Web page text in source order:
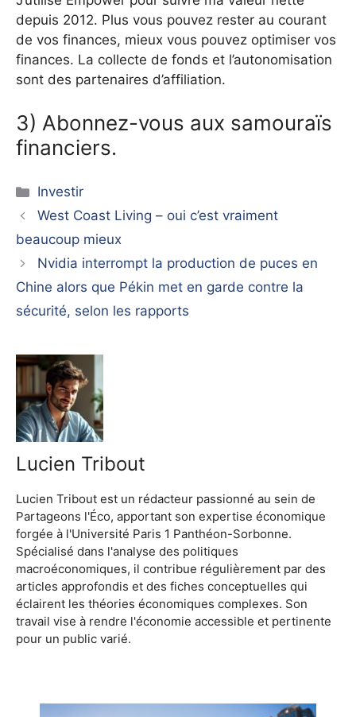
depuis 2012. Plus vous pouvez rester au courant
de vos finances, mieux vous pouvez optimiser vos
finances. La collecte de fonds et l’autonomisation
sont des partenaires d’affiliation.
3) Abonnez-vous aux samouraïs
financiers.
Catégories
Investir
West Coast Living – oui c’est vraiment
beaucoup mieux
Nvidia interrompt la production de puces en
Chine alors que Pékin met en garde contre la
sécurité, selon les rapports
Lucien Tribout
Lucien Tribout est un rédacteur passionné au sein de
Partageons l'Éco, apportant son expertise économique
forgée à l'Université Paris 1 Panthéon-Sorbonne.
Spécialisé dans l'analyse des politiques
macroéconomiques, il contribue régulièrement par des
articles approfondis et des fiches conceptuelles qui
éclairent les théories économiques complexes. Son
travail vise à rendre l'économie accessible et pertinente
pour un public varié.